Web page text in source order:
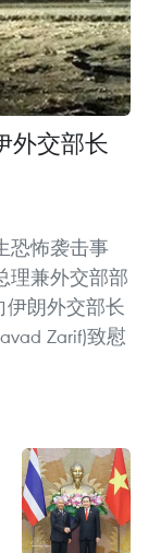
外交部长
恐怖袭击事
理兼外交部部
伊朗外交部长
Zarif)致慰